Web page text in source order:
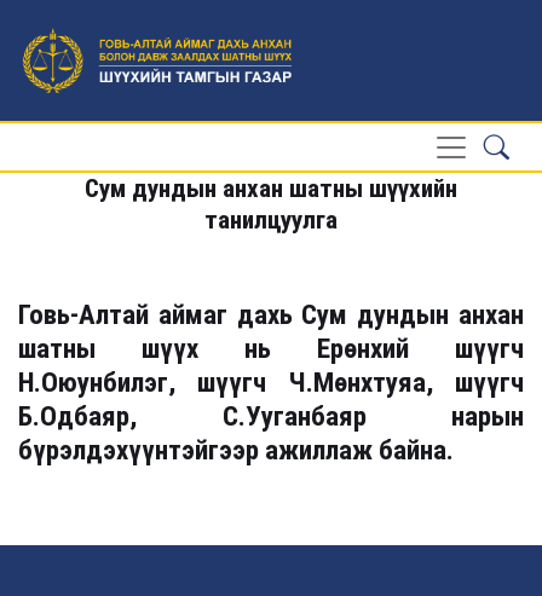
Сум дундын анхан шатны шүүхийн
танилцуулга
Говь-Алтай аймаг дахь Сум дундын анхан
шатны шүүх нь Ерөнхий шүүгч
Н.Оюунбилэг, шүүгч Ч.Мөнхтуяа, шүүгч
Б.Одбаяр, С.Ууганбаяр нарын
бүрэлдэхүүнтэйгээр ажиллаж байна.